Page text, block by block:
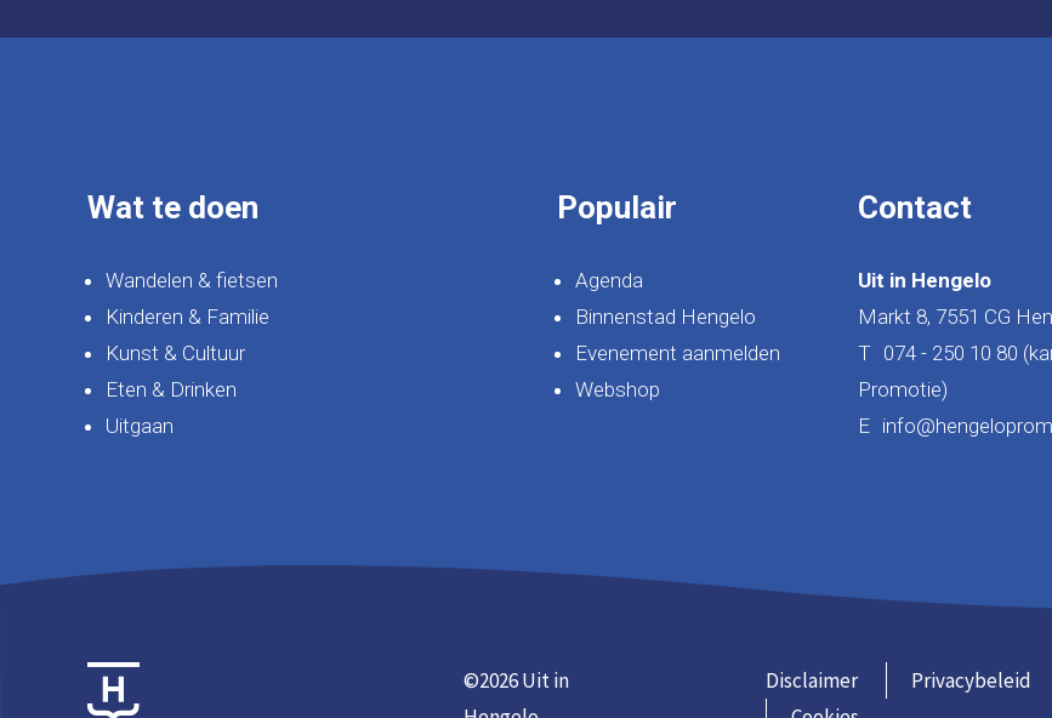
Wat te doen
Wandelen & fietsen
Kinderen & Familie
Kunst & Cultuur
Eten & Drinken
Uitgaan
Populair
Agenda
Binnenstad Hengelo
Evenement aanmelden
Webshop
Contact
Uit in Hengelo
Markt 8, 7551 CG
T 074 - 250 10 80
Promotie)
E
©2026 Uit in
Disclaimer
Privacybeleid